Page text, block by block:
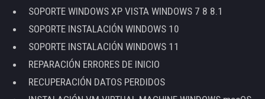
SOPORTE WINDOWS XP VISTA WINDOWS 7 8 8.1
SOPORTE INSTALACIÓN WINDOWS 10
SOPORTE INSTALACIÓN WINDOWS 11
REPARACIÓN ERRORES DE INICIO
RECUPERACIÓN DATOS PERDIDOS